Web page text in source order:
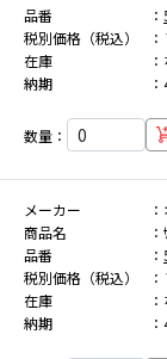
品番
税別価格（税込）
在庫
納期
数量：
メーカー
商品名
品番
税別価格（税込）
在庫
納期